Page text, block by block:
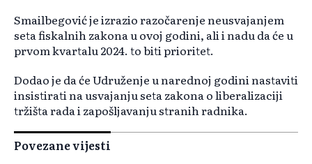
Smailbegović je izrazio razočarenje neusvajanjem
seta fiskalnih zakona u ovoj godini, ali i nadu da će u
prvom kvartalu 2024. to biti prioritet.
Dodao je da će Udruženje u narednoj godini nastaviti
insistirati na usvajanju seta zakona o liberalizaciji
tržišta rada i zapošljavanju stranih radnika.
Povezane vijesti